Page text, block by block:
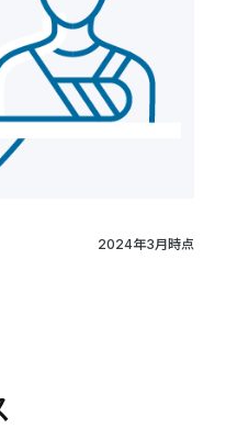
2024年3月時点